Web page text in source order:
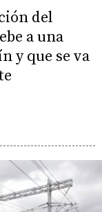
del
a una
y que se va